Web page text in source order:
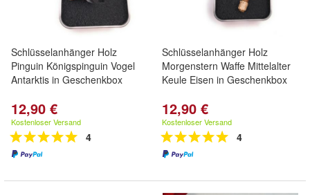
Schlüsselanhänger Holz
Pinguin Königspinguin Vogel
Antarktis in Geschenkbox
12,90 €
Kostenloser Versand
4
Schlüsselanhänger Holz
Morgenstern Waffe Mittelalter
Keule Eisen in Geschenkbox
12,90 €
Kostenloser Versand
4